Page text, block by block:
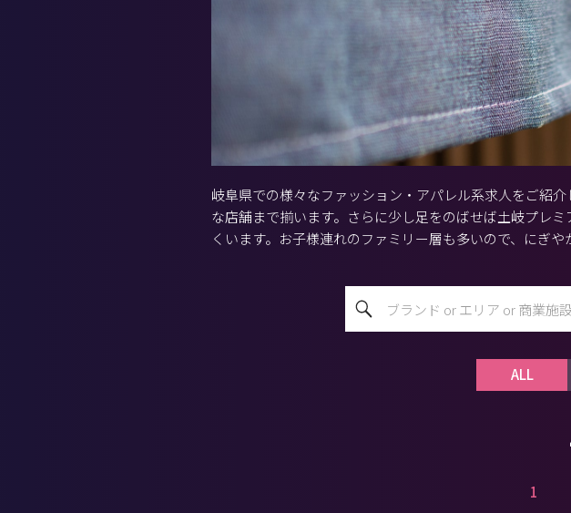
岐阜県での様々なファッション・アパレル系求人をご紹
な店舗まで揃います。さらに少し足をのばせば土岐プレ
くいます。お子様連れのファミリー層も多いので、にぎや
ALL
1